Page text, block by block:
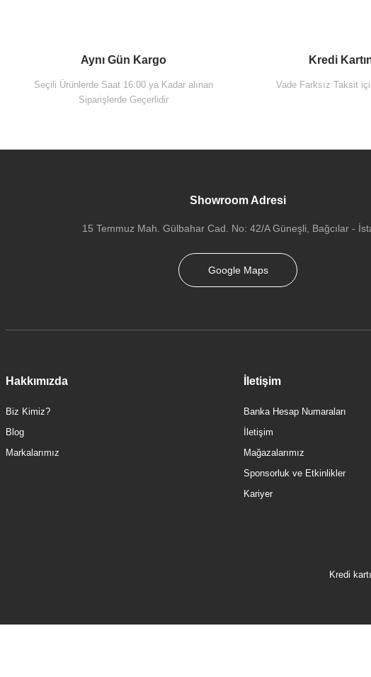
Aynı Gün Kargo
Seçili Ürünlerde Saat 16:00 ya Kadar alınan
Siparişlerde Geçerlidir
Kredi
Vade Farksız Taksit
Showroom Adresi
15 Temmuz Mah. Gülbahar Cad. No: 42/A Güneşli, Bağcılar -
Google Maps
Hakkımızda
Biz Kimiz?
Blog
Markalarımız
İletişim
Banka Hesap Numaraları
İletişim
Mağazalarımız
Sponsorluk ve Etkinlikler
Kariyer
Kredi